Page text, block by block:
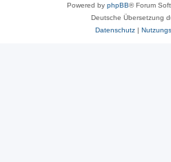
Powered by phpBB® Forum
Deutsche Übersetzung
Datenschutz|